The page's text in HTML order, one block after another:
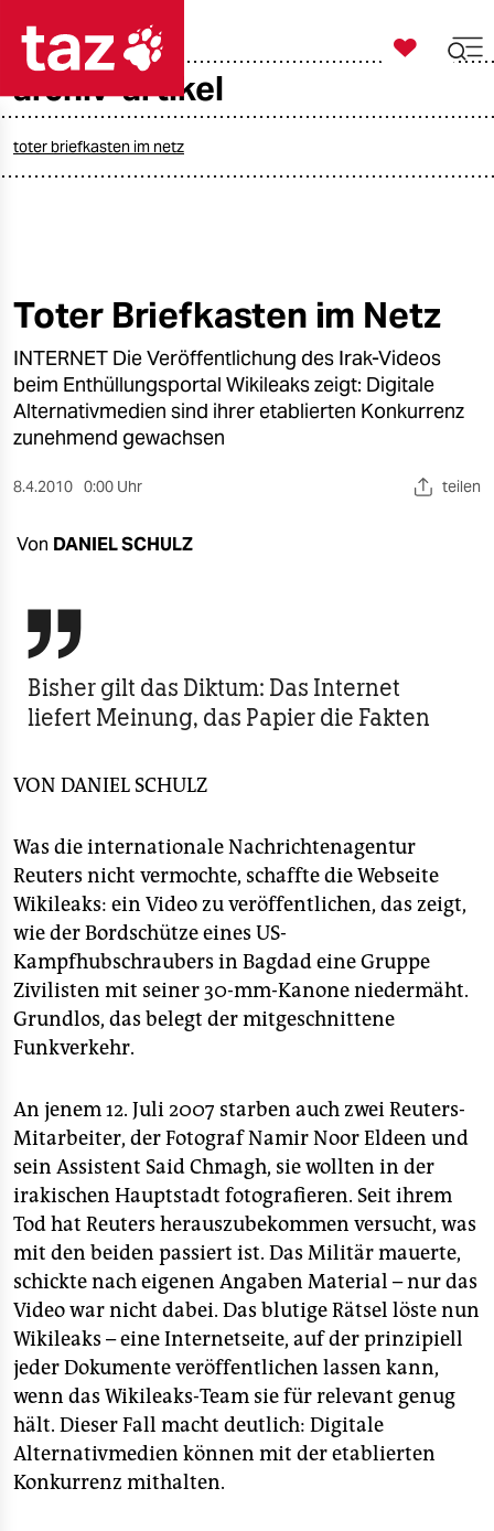
öko
gesellschaft
kultur
sport
berlin
nord
verlag
verlag
veranstaltungen
shop
unterstützen
abo
genossenschaft
epaper login

taz zahl ich
archiv-artikel
toter briefkasten im netz
Toter Briefkasten im Netz
INTERNET Die Veröffentlichung des Irak-Videos
beim Enthüllungsportal Wikileaks zeigt: Digitale
Alternativmedien sind ihrer etablierten Konkurrenz
zunehmend gewachsen
8.4.2010 0:00 Uhr teilen
Von DANIEL SCHULZ

Bisher gilt das Diktum: Das Internet
liefert Meinung, das Papier die Fakten
VON DANIEL SCHULZ
Was die internationale Nachrichtenagentur
Reuters nicht vermochte, schaffte die Webseite
Wikileaks: ein Video zu veröffentlichen, das zeigt,
wie der Bordschütze eines US-
Kampfhubschraubers in Bagdad eine Gruppe
Zivilisten mit seiner 30-mm-Kanone niedermäht.
Grundlos, das belegt der mitgeschnittene
Funkverkehr.
An jenem 12. Juli 2007 starben auch zwei Reuters-
Mitarbeiter, der Fotograf Namir Noor Eldeen und
sein Assistent Said Chmagh, sie wollten in der
irakischen Hauptstadt fotografieren. Seit ihrem
Tod hat Reuters herauszubekommen versucht, was
mit den beiden passiert ist. Das Militär mauerte,
schickte nach eigenen Angaben Material – nur das
Video war nicht dabei. Das blutige Rätsel löste nun
Wikileaks – eine Internetseite, auf der prinzipiell
jeder Dokumente veröffentlichen lassen kann,
wenn das Wikileaks-Team sie für relevant genug
hält. Dieser Fall macht deutlich: Digitale
Alternativmedien können mit der etablierten
Konkurrenz mithalten.